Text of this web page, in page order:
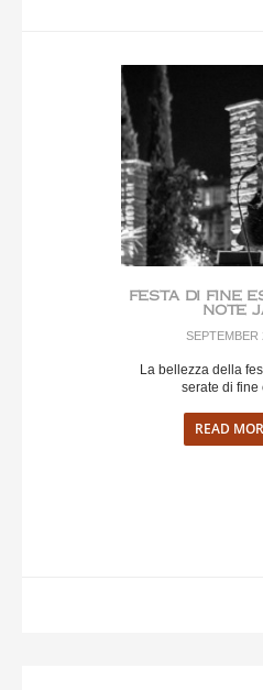
FESTA DI FINE
NOTE
SEPTEMBER
La bellezza della
serate di fine
READ